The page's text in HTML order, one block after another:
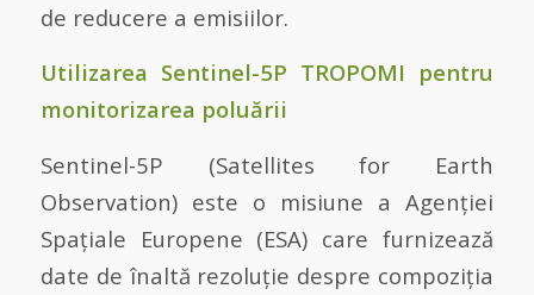
de reducere a emisiilor.
Utilizarea Sentinel-5P TROPOMI pentru
monitorizarea poluării
Sentinel-5P (Satellites for Earth
Observation) este o misiune a Agenției
Spațiale Europene (ESA) care furnizează
date de înaltă rezoluție despre compoziția